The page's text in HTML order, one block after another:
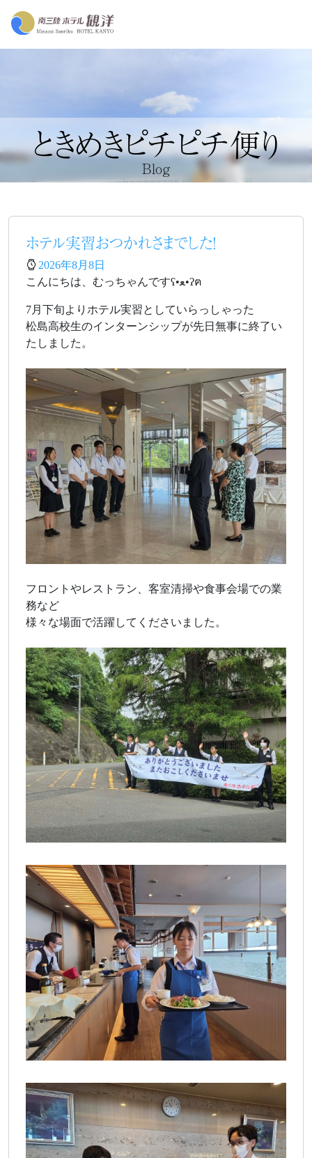
ときめきピチピチ便り
Blog
ホテル実習おつかれさまでした！
2026年8月8日
こんにちは、むっちゃんですʕ•ﻌ•ʔฅ
7月下旬よりホテル実習としていらっしゃった
松島高校生のインターンシップが先日無事に終了い
たしました。
フロントやレストラン、客室清掃や食事会場での業
務など
様々な場面で活躍してくださいました。